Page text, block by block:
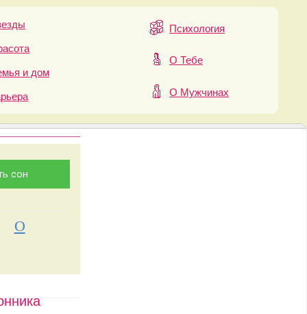
и дом
Психология
О Тебе
О Мужчинах
О